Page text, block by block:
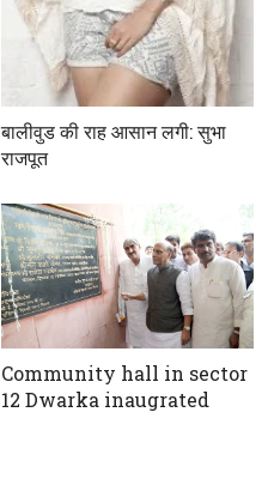
बालीवुड की राह आसान लगी: सुभा
राजपूत
Community hall in sector
12 Dwarka inaugrated